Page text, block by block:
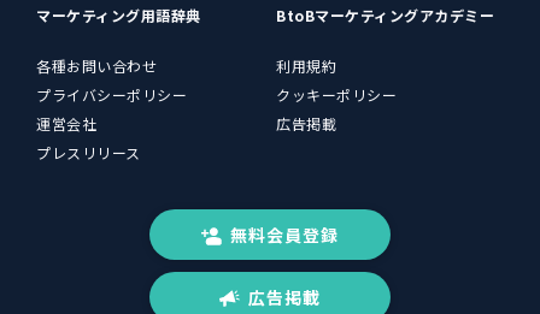
マーケティング用語辞典
BtoBマーケティングアカデミー
各種お問い合わせ
利用規約
プライバシーポリシー
クッキーポリシー
運営会社
広告掲載
プレスリリース
無料会員登録
広告掲載